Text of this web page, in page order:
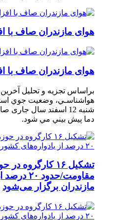
هوای مازندران صاف با
هوای مازندران صاف با
براساس تجزیه و تحلیل
هواشناسـي، وضعيت جوي
شنبه 12 اسفند سال
دما پيش ‏بيني مي‏ شود.
تشکیل ۱۶
مقاومت/
مازندران برگزار می‌شود